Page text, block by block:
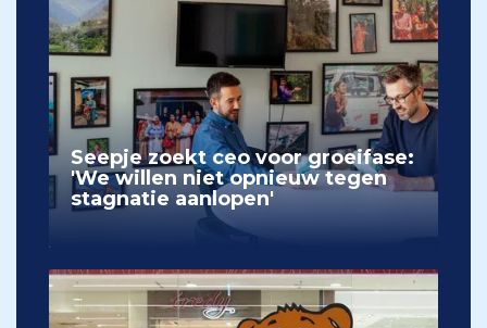
Seepje zoekt ceo voor groeifase:
'We willen niet opnieuw tegen
stagnatie aanlopen'